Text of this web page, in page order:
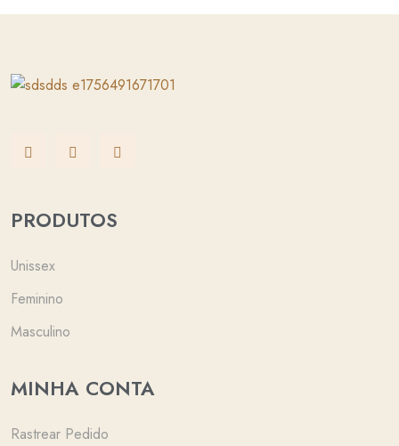
PRODUTOS
Unissex
Feminino
Masculino
MINHA CONTA
Rastrear Pedido